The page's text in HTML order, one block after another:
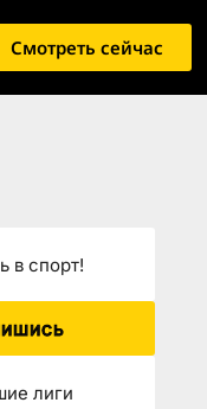
Смотреть сейчас
в спорт!
лиги